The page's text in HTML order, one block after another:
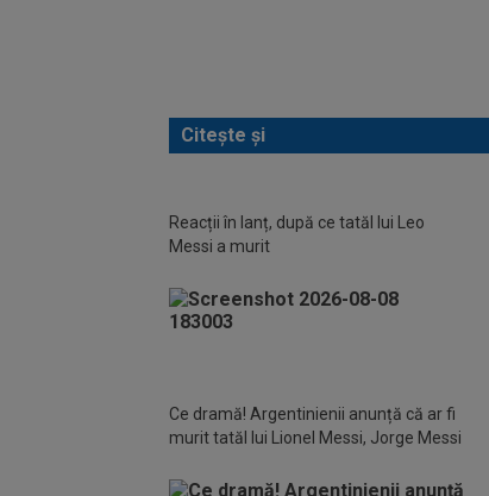
Citește și
Reacții în lanț, după ce tatăl lui Leo
Messi a murit
Ce dramă! Argentinienii anunță că ar fi
murit tatăl lui Lionel Messi, Jorge Messi